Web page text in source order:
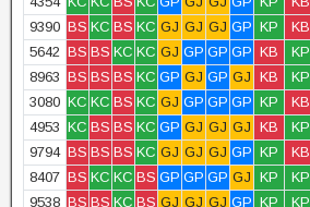
9390 BS KC BS KC GJ GJ GJ GP KP KB
5642 BS BS KC KC GJ GP GP GP KB KP
8963 BS BS BS KC GP GJ GP GJ KB KP
3080 KC KC BS KC GJ GP GP GP KP KB
4953 KC BS BS KC GP GJ GJ GJ KB KP
9794 BS BS BS KC GJ GJ GJ GP KP KB
8407 BS KC KC BS GP GP GP GJ KP KP
9538 BS BS KC BS GJ GJ GJ GP KP KP